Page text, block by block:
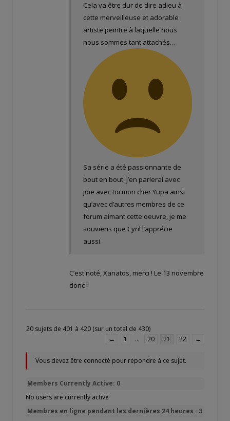
Cela va être dur de dire adieu à
cette merveilleuse et adorable
artiste peintre à laquelle nous
nous sommes tant attachés…
Sa série a été passionnante de
bout en bout. J’en parlerai avec
joie avec toi mon cher Yupa ainsi
qu’avec d’autres membres de ce
forum aimant cette oeuvre, je me
souviens que Cyril l’apprécie
aussi.
C’est noté, Xanatos, merci ! Le 13 novembre
donc !
20 sujets de 401 à 420 (sur un total de 430)
←
1 … 20 21 22 →
Vous devez être connecté pour répondre à ce sujet.
Members Currently Active: 0
No users are currently active
Membres en ligne pendant les dernières 24 heures : 3